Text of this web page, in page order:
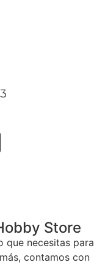
Store
que necesitas para
contamos con